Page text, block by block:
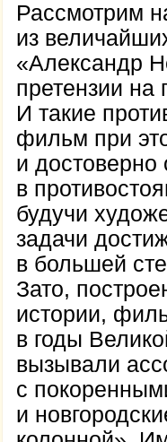
Рассмотрим
из
«Александр
претензии на
И такие
фильм при
и
в
будучи
задачи
в большей
Зато,
истории,
в годы
вызывали
с
и